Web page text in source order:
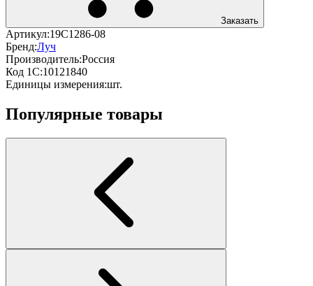
Заказать
Артикул:19С1286-08
Бренд:Луч
Производитель:Россия
Код 1С:10121840
Единицы измерения:шт.
Популярные товары